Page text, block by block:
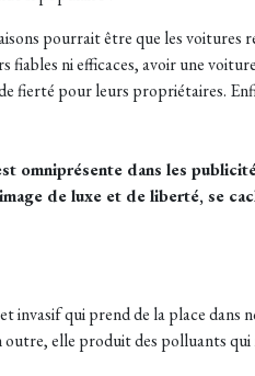
pourrait être que les voitures
ni efficaces, avoir une
fierté pour leurs propriétaires.
omniprésente dans les
de luxe et de liberté, se
qui prend de la place dans
outre, elle produit des polluants